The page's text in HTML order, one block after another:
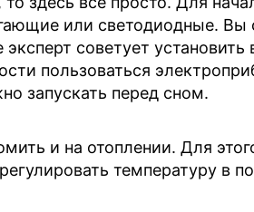
или светодиодные. Вы
советует установить
пользоваться
запускать перед сном.
и на отоплении. Для
температуру в